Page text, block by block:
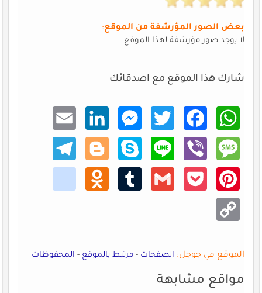
بعض الصور المؤرشفة من الموقع:
لا يوجد صور مؤرشفة لهذا الموقع
شارك هذا الموقع مع اصدقائك
What
sApp
Faceb
ook
Twitt
er
Mess
enger
Linke
dIn
Email
Mess
age
Viber
Line
Skype
Blogg
er
Teleg
ram
Pinte
rest
Pocke
Gmail
Tumb
Odno
klass
niki
Copy
Link
الموقع في جوجل: الصفحات-مرتبط بالموقع-المحفوظات
مواقع مشابهة